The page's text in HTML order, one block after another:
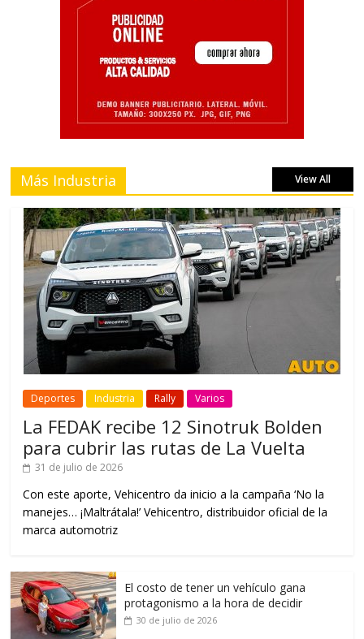
Más Industria View All
Deportes Industria Rally Varios
La FEDAK recibe 12 Sinotruk Bolden
para cubrir las rutas de La Vuelta
31 de julio de 2026
Con este aporte, Vehicentro da inicio a la campaña ‘No la
manejes… ¡Maltrátala!’ Vehicentro, distribuidor oficial de la
marca automotriz
El costo de tener un vehículo gana
protagonismo a la hora de decidir
30 de julio de 2026